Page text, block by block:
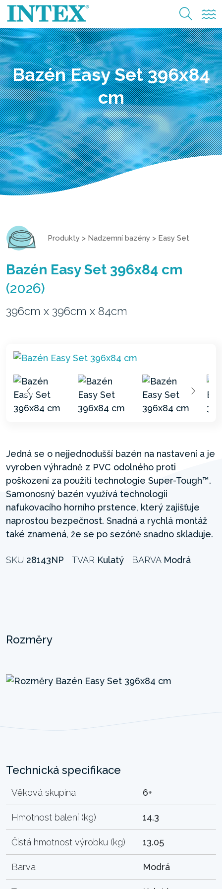
Bazén Easy Set 396x84
cm
Produkty > Nadzemní bazény > Easy Set
Bazén Easy Set 396x84 cm
(2026)
396cm x 396cm x 84cm
Jedná se o nejjednodušší bazén na nastavení a je
vyroben výhradně z PVC odolného proti
poškození za použití technologie Super-Tough™.
Samonosný bazén využívá technologii
nafukovacího horního prstence, který zajišťuje
naprostou bezpečnost. Snadná a rychlá montáž
také znamená, že se po sezóně snadno skladuje.
SKU 28143NP TVAR Kulatý BARVA Modrá
Rozměry
Technická specifikace
Věková skupina 6+
Hmotnost balení (kg) 14.3
Čistá hmotnost výrobku (kg) 13.05
Barva Modrá